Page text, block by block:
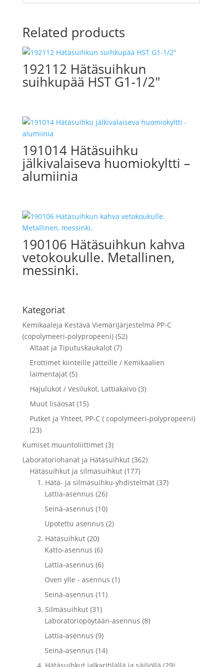
Related products
192112 Hätäsuihkun
suihkupää HST G1-1/2″
191014 Hätäsuihku
jälkivalaiseva huomiokyltti –
alumiinia
190106 Hätäsuihkun kahva
vetokoukulle. Metallinen,
messinki.
Kategoriat
Kemikaaleja Kestävä ViemäriJärjestelmä PP-C
(copolymeeri-polypropeeni) (52)
Altaat ja Tiputuskaukalot (7)
Erottimet kiinteille jätteille / Kemikaalien
laimentajat (5)
Hajulukot / Vesilukot, Lattiakaivo (3)
Muut lisäosat (15)
Putket ja Yhteet, PP-C ( copolymeeri-polypropeeni)
(23)
Kumiset muuntoliittimet (3)
Laboratoriohanat ja Hätäsuihkut (362)
Hätäsuihkut ja silmäsuihkut (177)
1. Hätä- ja silmäsuihku-yhdistelmät (37)
Lattia-asennus (26)
Seinä-asennus (10)
Upotettu asennus (2)
2. Hätäsuihkut (20)
Katto-asennus (6)
Lattia-asennus (6)
Oven ylle - asennus (1)
Seinä-asennus (11)
3. Silmäsuihkut (31)
Laboratoriopöytään-asennus (8)
Lattia-asennus (9)
Seinä-asennus (14)
4. Hätäsuihkut jalkaritilällä ja säiliöllä (29)